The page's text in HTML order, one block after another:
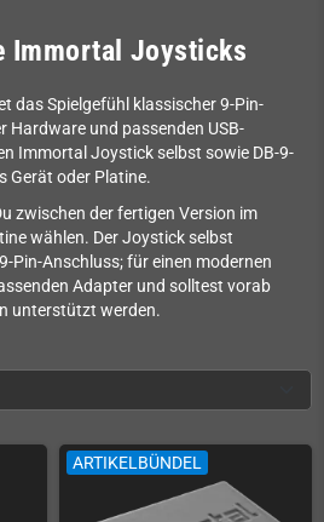
Immortal Joysticks
das Spielgefühl klassischer 9-Pin-
und passenden USB-
Immortal Joystick selbst sowie DB-9-
Gerät oder Platine.
zwischen der fertigen Version im
wählen. Der Joystick selbst
Pin-Anschluss; für einen modernen
Adapter und solltest vorab
unterstützt werden.
ARTIKELBÜNDEL